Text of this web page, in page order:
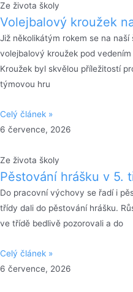
Ze života školy
Volejbalový kroužek
Již několikátým rokem se na naší
volejbalový kroužek pod
Kroužek byl skvělou příležitostí
týmovou hru
Celý článek »
6 července, 2026
Ze života školy
Pěstování hrášku v 5.
Do pracovní výchovy se řadí i
třídy dali do pěstování hrášku.
ve třídě bedlivě pozorovali a do
Celý článek »
6 července, 2026